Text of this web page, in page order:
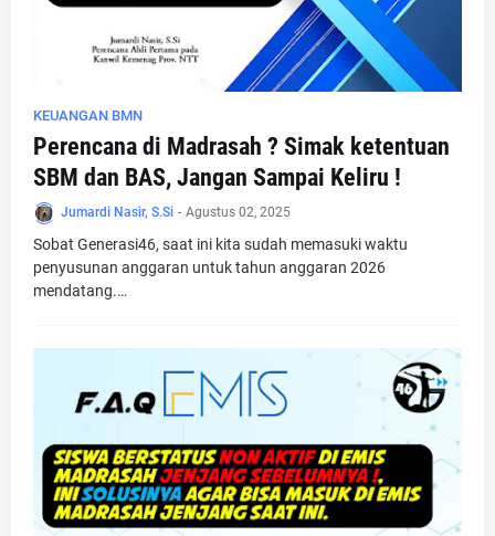
KEUANGAN BMN
Perencana di Madrasah ? Simak ketentuan
SBM dan BAS, Jangan Sampai Keliru !
Jumardi Nasir, S.Si - Agustus 02, 2025
Sobat Generasi46, saat ini kita sudah memasuki waktu
penyusunan anggaran untuk tahun anggaran 2026
mendatang.…